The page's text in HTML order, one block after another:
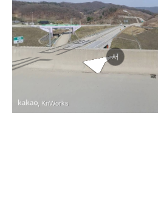
광주원
광주원
서
, KnWorks